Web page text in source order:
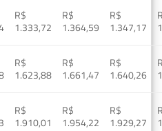
R$
1.333,72
R$
1.364,59
R$
1.347,17
R$
1.623,88
R$
1.661,47
R$
1.640,26
R$
1.910,01
R$
1.954,22
R$
1.929,27